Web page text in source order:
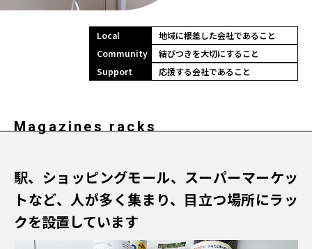
Local
地域に根差した会社であること
Community
結びつきを大切にすること
Support
応援する会社であること
Magazines racks
駅、ショッピングモール、スーパーマーケッ
トなど、人が多く集まり、目立つ場所にラッ
クを設置しています